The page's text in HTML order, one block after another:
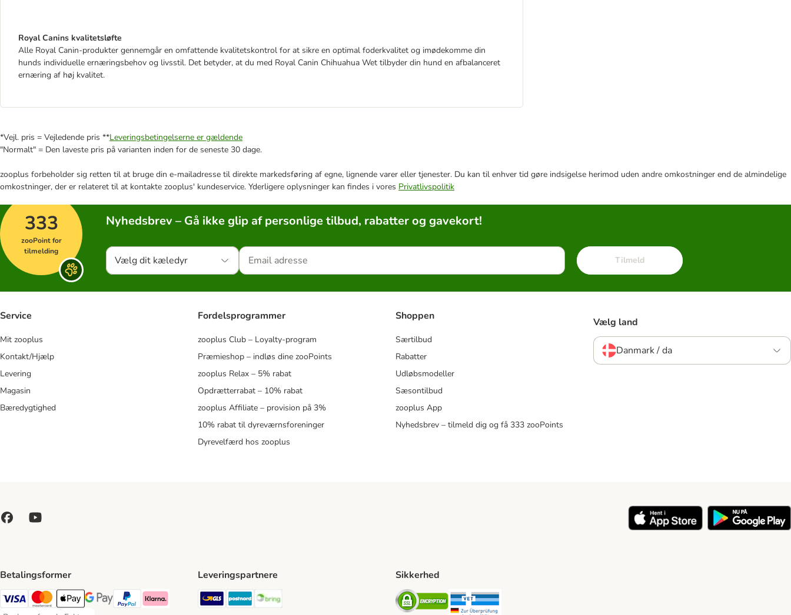
Royal Canins kvalitetsløfte
Alle Royal Canin-produkter gennemgår en omfattende kvalitetskontrol for at sikre en optimal foderkvalitet og imødekomme din
hunds individuelle ernæringsbehov og livsstil. Det betyder, at du med Royal Canin Chihuahua Wet tilbyder din hund en afbalanceret
ernæring af høj kvalitet.
*Vejl. pris = Vejledende pris **Leveringsbetingelserne er gældende
"Normalt" = Den laveste pris på varianten inden for de seneste 30 dage.
zooplus forbeholder sig retten til at bruge din e-mailadresse til direkte markedsføring af egne, lignende varer eller tjenester. Du kan til enhver tid gøre indsigelse herimod uden andre omkostninger end de almindelige
omkostninger, der er relateret til at kontakte zooplus' kundeservice. Yderligere oplysninger kan findes i vores Privatlivspolitik
333
zooPoint for
tilmelding
Nyhedsbrev – Gå ikke glip af personlige tilbud, rabatter og gavekort!
Vælg dit kæledyr Tilmeld
Service
Mit zooplus
Kontakt/Hjælp
Levering
Magasin
Bæredygtighed
Fordelsprogrammer
zooplus Club – Loyalty-program
Præmieshop – indløs dine zooPoints
zooplus Relax – 5% rabat
Opdrætterrabat – 10% rabat
zooplus Affiliate – provision på 3%
10% rabat til dyreværnsforeninger
Dyrevelfærd hos zooplus
Shoppen
Særtilbud
Rabatter
Udløbsmodeller
Sæsontilbud
zooplus App
Nyhedsbrev – tilmeld dig og få 333 zooPoints
Vælg land
Danmark / da
Betalingsformer
VISA Payment Method
Mastercard Payment Method
Apply pay Payment Method
Google Pay Payment Method
paypal Payment Method
Klarna Payment Method
Leveringspartnere
GLS Shipping Method
Postnord Shipping Method
Sikkerhed
Security